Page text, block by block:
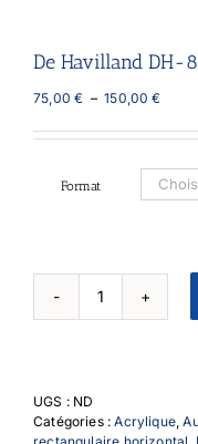
De Havilland DH-
75,00€ – 150,00€Plage
prix :
à
Format
quantité
de
Tiger
UGS : ND
Catégories :Acrylique,